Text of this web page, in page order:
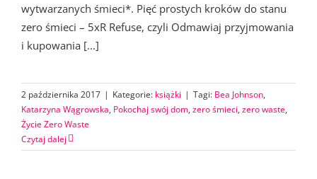
wytwarzanych śmieci*. Pięć prostych kroków do stanu
zero śmieci – 5xR Refuse, czyli Odmawiaj przyjmowania
i kupowania [...]
2 października 2017 | Kategorie: książki | Tagi: Bea Johnson,
Katarzyna Wągrowska, Pokochaj swój dom, zero śmieci, zero waste,
Życie Zero Waste
Czytaj dalej